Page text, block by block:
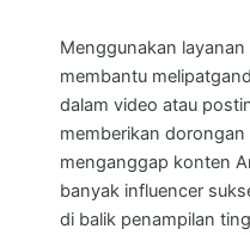
Menggunakan
membantu
dalam video atau
memberikan
menganggap konten
banyak influencer
di balik penampilan